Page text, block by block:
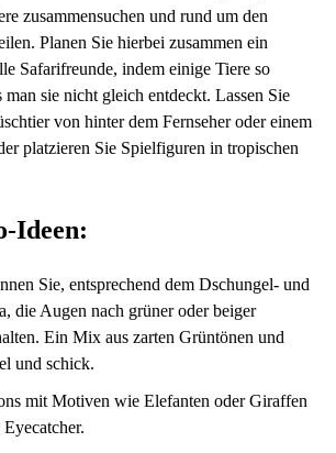
zusammensuchen und rund um den
Planen Sie hierbei zusammen ein
Safarifreunde, indem einige Tiere so
man sie nicht gleich entdeckt. Lassen Sie
von hinter dem Fernseher oder einem
platzieren Sie Spielfiguren in tropischen
Ideen:
Sie, entsprechend dem Dschungel- und
die Augen nach grüner oder beiger
Ein Mix aus zarten Grüntönen und
und schick.
mit Motiven wie Elefanten oder Giraffen